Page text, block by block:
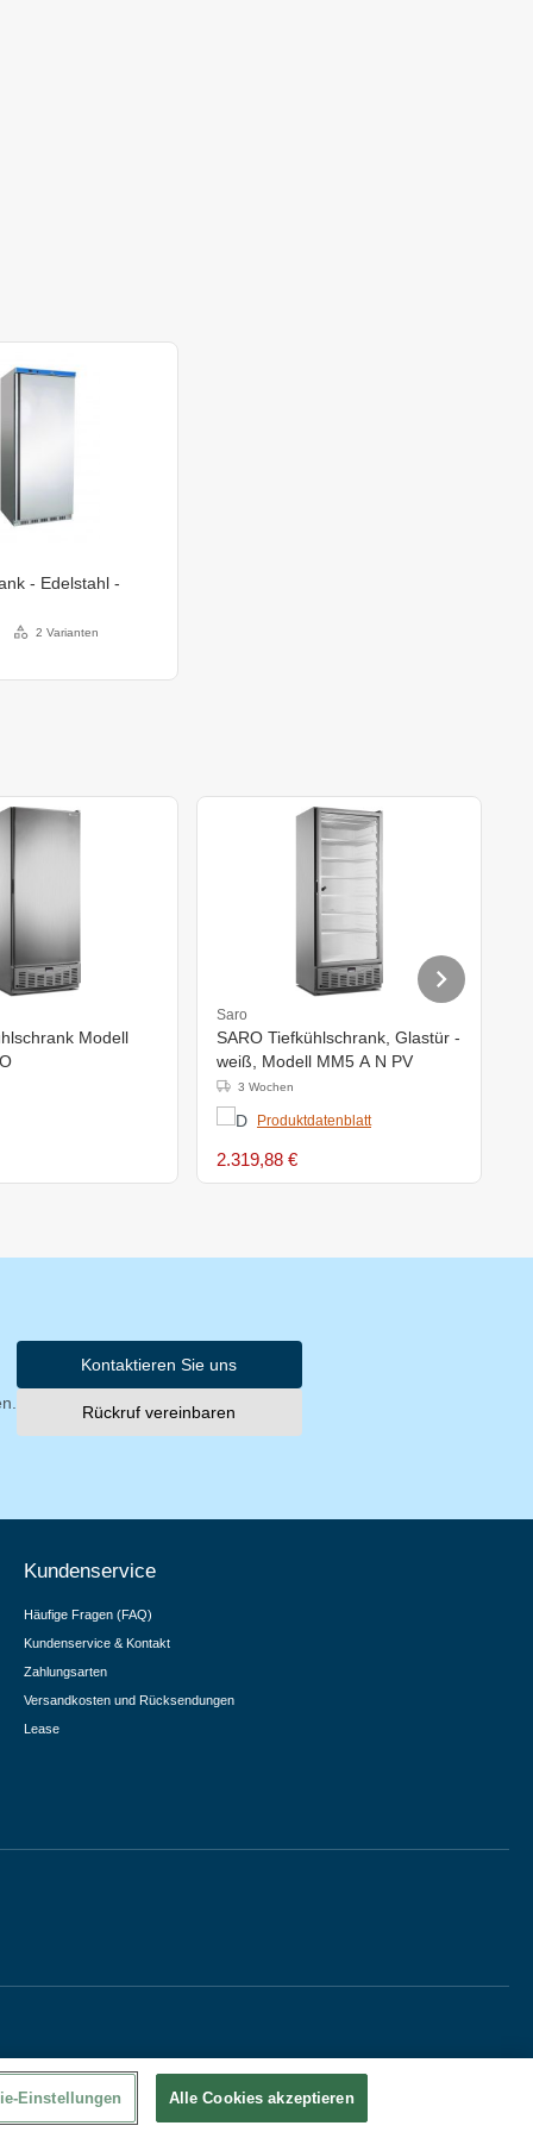
- Edelstahl -
2 Varianten
Modell
Saro
SARO Tiefkühlschrank, Glastür -
weiß, Modell MM5 A N PV
3 Wochen
Produktdatenblatt
2.319,88 €
Kontaktieren Sie uns
Rückruf vereinbaren
Kundenservice
Häufige Fragen (FAQ)
Kundenservice & Kontakt
Zahlungsarten
Versandkosten und Rücksendungen
Lease
Einstellungen Alle Cookies akzeptieren